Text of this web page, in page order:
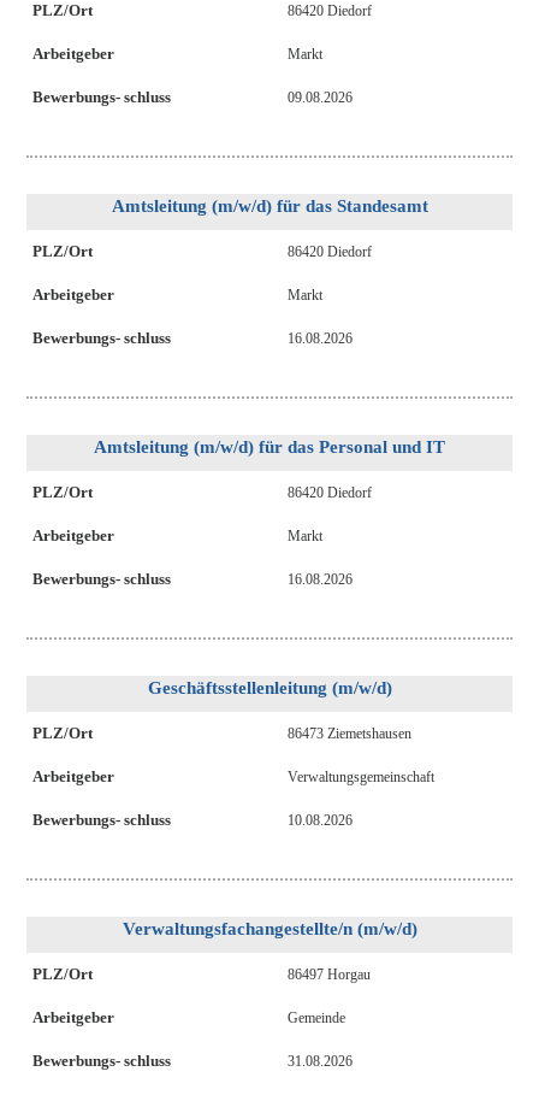
PLZ/Ort
Arbeitgeber
Bewerbungs- schluss
86420 Diedorf
Markt
09.08.2026
Amtsleitung (m/w/d) für das Standesamt
PLZ/Ort
Arbeitgeber
Bewerbungs- schluss
86420 Diedorf
Markt
16.08.2026
Amtsleitung (m/w/d) für das Personal und IT
PLZ/Ort
Arbeitgeber
Bewerbungs- schluss
86420 Diedorf
Markt
16.08.2026
Geschäftsstellenleitung (m/w/d)
PLZ/Ort
Arbeitgeber
Bewerbungs- schluss
86473 Ziemetshausen
Verwaltungsgemeinschaft
10.08.2026
Verwaltungsfachangestellte/n (m/w/d)
PLZ/Ort
Arbeitgeber
Bewerbungs- schluss
86497 Horgau
Gemeinde
31.08.2026